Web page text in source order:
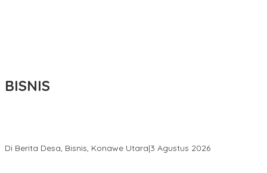
BISNIS
Di Berita Desa, Bisnis, Konawe Utara|3 Agustus 2026